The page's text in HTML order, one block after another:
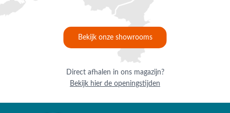
✔ 9.4/10 uit 19.500+ klantbeoordeling
✔ Gratis verzending vanaf €50,-
Bekijk onze showrooms
Direct afhalen in ons magazijn?
Bekijk hier de openingstijden